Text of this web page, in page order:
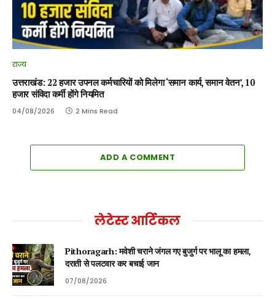
राज्य
उत्तराखंड: 22 हजार उपनल कर्मचारियों को मिलेगा ‘समान कार्य, समान वेतन’, 10
हजार संविदा कर्मी होंगे नियमित
04/08/2026 2 Mins Read
ADD A COMMENT
लेटेस्ट आर्टिकल
Pithoragarh: मवेशी चराने जंगल गए बुजुर्ग पर भालू का हमला,
दराती से पलटवार कर बचाई जान
07/08/2026